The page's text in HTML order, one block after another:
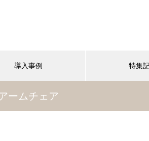
導入事例 特集
ームチェア